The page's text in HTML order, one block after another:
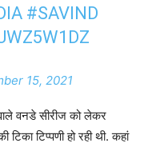
#SAVIND
15, 2021
वनडे सीरीज को लेकर
टिप्पणी हो रही थी. कहां